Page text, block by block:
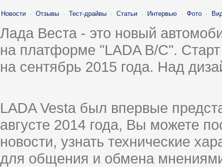
Новости · Отзывы · Тест-драйвы · Статьи · Интервью · Фото ·
Лада Веста - это новый
на платформе "LADA B/C".
на сентябрь 2015 года. Над
LADA Vesta был впервые
августе 2014 года, Вы можете
новости, узнать технические
для общения и обмена